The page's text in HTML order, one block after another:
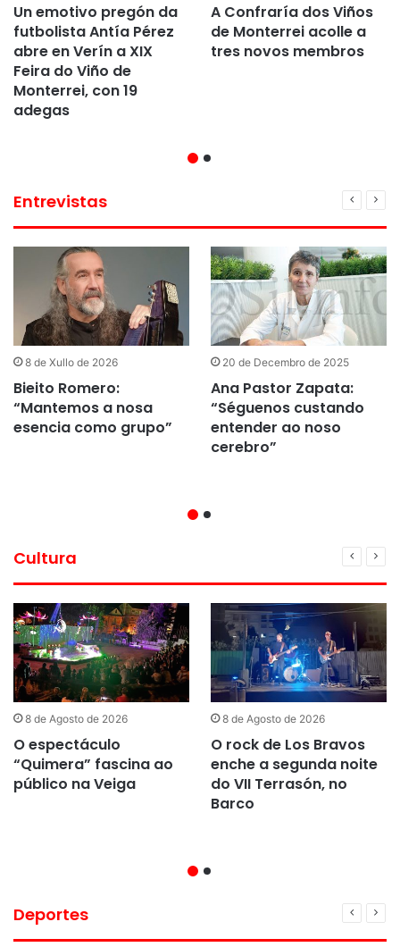
Un emotivo pregón da
futbolista Antía Pérez
abre en Verín a XIX
Feira do Viño de
Monterrei, con 19
adegas
A Confraría dos Viños
de Monterrei acolle a
tres novos membros
Entrevistas
8 de Xullo de 2026
Bieito Romero:
“Mantemos a nosa
esencia como grupo”
20 de Decembro de 2025
Ana Pastor Zapata:
“Séguenos custando
entender ao noso
cerebro”
Cultura
8 de Agosto de 2026
O espectáculo
“Quimera” fascina ao
público na Veiga
8 de Agosto de 2026
O rock de Los Bravos
enche a segunda noite
do VII Terrasón, no
Barco
Deportes